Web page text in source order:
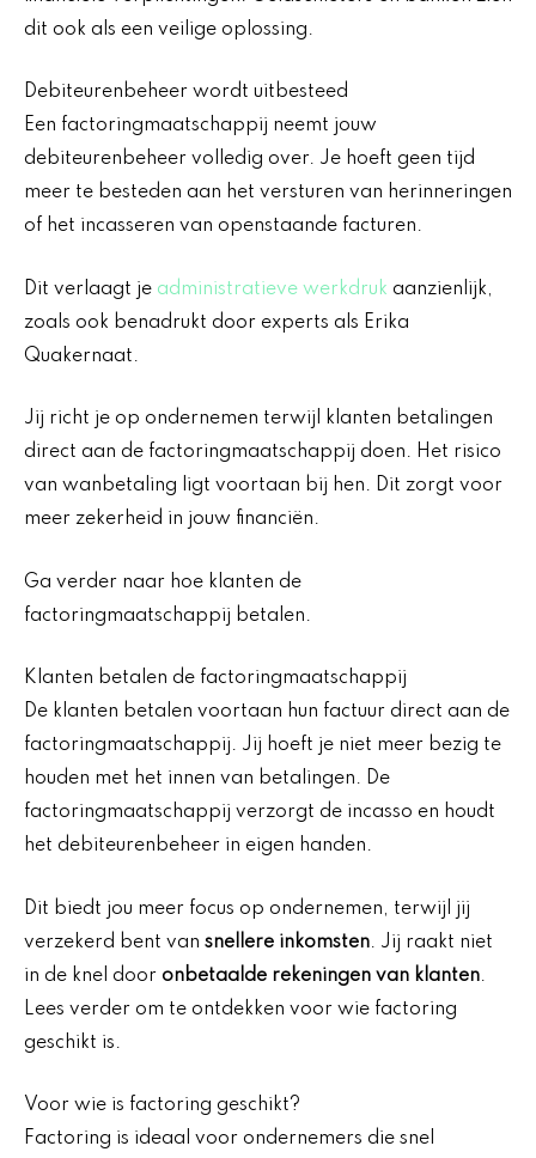
dit ook als een veilige oplossing.
Debiteurenbeheer wordt uitbesteed
Een factoringmaatschappij neemt jouw
debiteurenbeheer volledig over. Je hoeft geen tijd
meer te besteden aan het versturen van herinneringen
of het incasseren van openstaande facturen.
Dit verlaagt je administratieve werkdruk aanzienlijk,
zoals ook benadrukt door experts als Erika
Quakernaat.
Jij richt je op ondernemen terwijl klanten betalingen
direct aan de factoringmaatschappij doen. Het risico
van wanbetaling ligt voortaan bij hen. Dit zorgt voor
meer zekerheid in jouw financiën.
Ga verder naar hoe klanten de
factoringmaatschappij betalen.
Klanten betalen de factoringmaatschappij
De klanten betalen voortaan hun factuur direct aan de
factoringmaatschappij. Jij hoeft je niet meer bezig te
houden met het innen van betalingen. De
factoringmaatschappij verzorgt de incasso en houdt
het debiteurenbeheer in eigen handen.
Dit biedt jou meer focus op ondernemen, terwijl jij
verzekerd bent van snellere inkomsten. Jij raakt niet
in de knel door onbetaalde rekeningen van klanten.
Lees verder om te ontdekken voor wie factoring
geschikt is.
Voor wie is factoring geschikt?
Factoring is ideaal voor ondernemers die snel